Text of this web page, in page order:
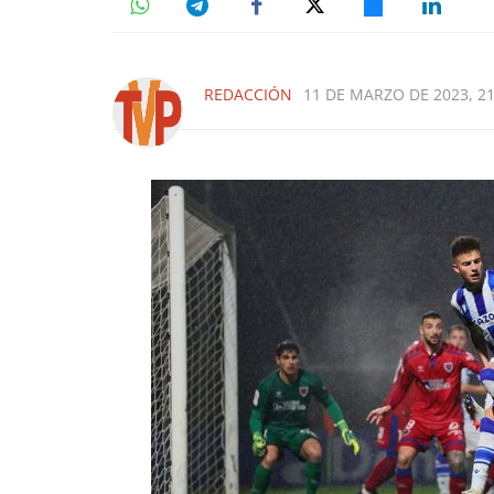
REDACCIÓN 11 DE MARZO DE 2023,